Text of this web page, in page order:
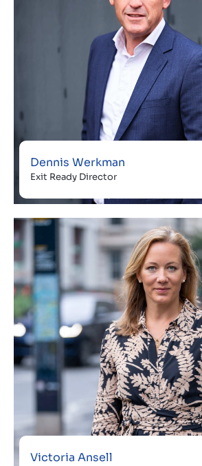
Dennis Werkman
Exit Ready Director
Victoria Ansell